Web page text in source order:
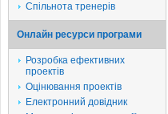
Спільнота тренерів
Онлайн ресурси програми
Розробка ефективних
проектів
Оцінювання проектів
Електронний довідник